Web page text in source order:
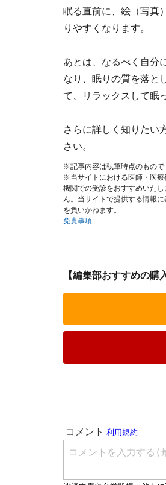
眠る直前に、絵（写真
りやすくなります。
あとは、なるべく自分
なり、眠りの質を落と
て、リラックスして眠
さらに詳しく知りたい
さい。
※記事内容は執筆時点のもので
※当サイトにおける医師・医療
機関での受診をおすすめいた
ん。当サイトで提供する情報
を負いかねます。
免責事項
【編集部おすすめの購